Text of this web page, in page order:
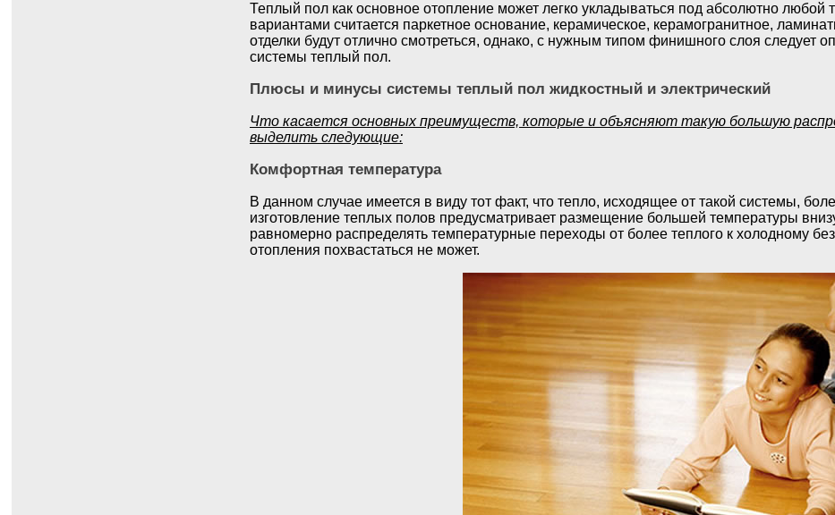
Теплый пол как основное отопление может легко укладываться под абсолютно любой
вариантами считается паркетное основание, керамическое, керамогранитное,
отделки будут отлично смотреться, однако, с нужным типом финишного слоя следует
системы теплый пол.
Плюсы и минусы системы теплый пол жидкостный и электрический
Что касается основных преимуществ, которые и объясняют такую большую
выделить следующие:
Комфортная температура
В данном случае имеется в виду тот факт, что тепло, исходящее от такой системы,
изготовление теплых полов предусматривает размещение большей температуры
равномерно распределять температурные переходы от более теплого к холодному
отопления похвастаться не может.